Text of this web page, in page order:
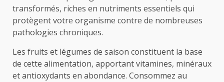
transformés, riches en nutriments essentiels qui
protègent votre organisme contre de nombreuses
pathologies chroniques.
Les fruits et légumes de saison constituent la base
de cette alimentation, apportant vitamines, minéraux
et antioxydants en abondance. Consommez au